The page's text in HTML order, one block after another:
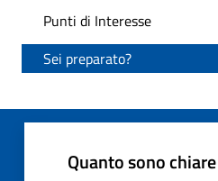
Punti di Interesse
Sei preparato?
Quanto sono